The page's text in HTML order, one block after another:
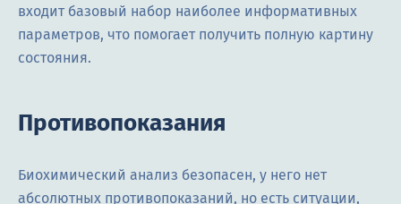
входит базовый набор наиболее информативных
параметров, что помогает получить полную картину
состояния.
Противопоказания
Биохимический анализ безопасен, у него нет
абсолютных противопоказаний, но есть ситуации,